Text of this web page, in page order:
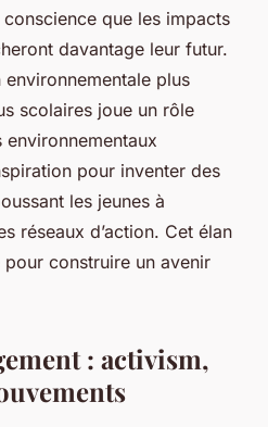
conscience que les impacts
davantage leur futur.
plus
scolaires joue un rôle
pour inventer des
les jeunes à
réseaux d’action. Cet élan
construire un avenir
: activism,